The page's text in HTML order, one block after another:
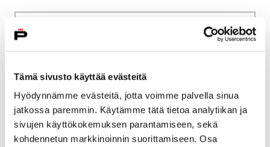
Tämä sivusto käyttää evästeitä
Hyödynnämme evästeitä, jotta voimme palvella sinua
jatkossa paremmin. Käytämme tätä tietoa analytiikan ja
sivujen käyttökokemuksen parantamiseen, sekä
kohdennetun markkinoinnin suorittamiseen. Osa
Palveluverkkouudistus
Itä-Pori
Itä-Pori